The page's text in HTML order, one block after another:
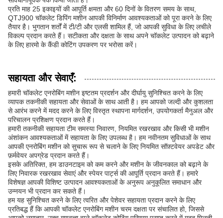
प्रति माह 25 इकाइयों की आपूर्ति क्षमता और 60 दिनों के वितरण समय के साथ,
QTJ900 चॉकलेट डिपिंग मशीन आपकी विनिर्माण आवश्यकताओं को पूरा करने के लिए
तैयार है। भुगतान शर्तों में टी/टी और एलसी शामिल हैं, जो आपकी सुविधा के लिए लचीले
विकल्प प्रदान करते हैं। सटीकता और दक्षता के साथ अपने चॉकलेट उत्पादन को बढ़ाने
के लिए हारमो के कैंडी कोटिंग उपकरण पर भरोसा करें।
सहायता और सेवाएँ:
हमारी चॉकलेट एनरोबिंग मशीन इष्टतम प्रदर्शन और दीर्घायु सुनिश्चित करने के लिए
व्यापक तकनीकी सहायता और सेवाओं के साथ आती है। हम आपको जल्दी और कुशलता
से आरंभ करने में मदद करने के लिए विस्तृत स्थापना मार्गदर्शन, उपयोगकर्ता मैनुअल और
परिचालन प्रशिक्षण प्रदान करते हैं।
हमारी तकनीकी सहायता टीम समस्या निवारण, नियमित रखरखाव और किसी भी मशीन
अंशांकन आवश्यकताओं में सहायता के लिए उपलब्ध है। हम नवीनतम सुविधाओं के साथ
आपकी एनरोबिंग मशीन को सुचारू रूप से चलाने के लिए नियमित सॉफ़्टवेयर अपडेट और
फ़र्मवेयर अपग्रेड प्रदान करते हैं।
इसके अतिरिक्त, हम डाउनटाइम को कम करने और मशीन के जीवनकाल को बढ़ाने के
लिए निवारक रखरखाव सेवाएं और स्पेयर पार्ट्स की आपूर्ति प्रदान करते हैं। हमारे
विशेषज्ञ आपकी विशिष्ट उत्पादन आवश्यकताओं के अनुरूप अनुकूलित समाधान और
उन्नयन भी प्रदान कर सकते हैं।
हम यह सुनिश्चित करने के लिए त्वरित और पेशेवर सहायता प्रदान करने के लिए
प्रतिबद्ध हैं कि आपकी चॉकलेट एनरोबिंग मशीन चरम दक्षता पर संचालित हो, जिससे